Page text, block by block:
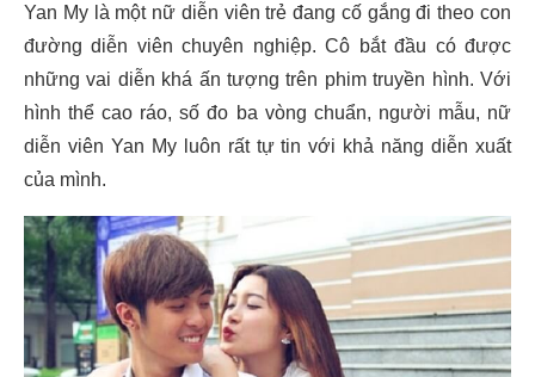
Yan My là một nữ diễn viên trẻ đang cố gắng đi theo con
đường diễn viên chuyên nghiệp. Cô bắt đầu có được
những vai diễn khá ấn tượng trên phim truyền hình. Với
hình thể cao ráo, số đo ba vòng chuẩn, người mẫu, nữ
diễn viên Yan My luôn rất tự tin với khả năng diễn xuất
của mình.